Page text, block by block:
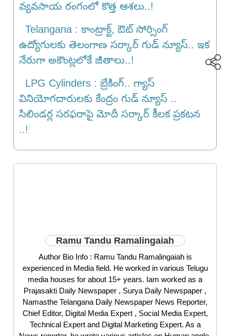
వ్యవసాయ రంగంలో కొత్త ఆశలు..!
Telangana : కాంట్రాక్ట్, ఔట్ సోర్సింగ్
ఉద్యోగులకు తెలంగాణ సర్కార్ గుడ్ న్యూస్.. ఇక
నేరుగా అకౌంట్లలోకే జీతాలు..!
LPG Cylinders : బ్రేకింగ్‌.. గ్యాస్
వినియోగదారులకు కేంద్రం గుడ్ న్యూస్ ..
సిలిండర్ల సరఫరాపై మోదీ సర్కార్ కీలక ప్రకటన
..!
Ramu Tandu Ramalingaiah
Author Bio Info : Ramu Tandu Ramalingaiah is
experienced in Media field. He worked in various Telugu
media houses for about 15+ years. Iam worked as a
Prajasakti Daily Newspaper , Surya Daily Newspaper ,
Namasthe Telangana Daily Newspaper News Reporter,
Chief Editor, Digital Media Expert , Social Media Expert,
Technical Expert and Digital Marketing Expert. As a